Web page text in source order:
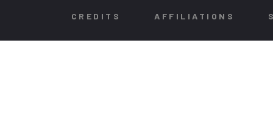
CREDITS AFFILIATIONS